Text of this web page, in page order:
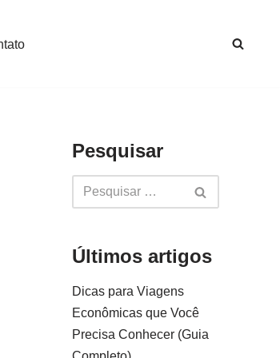
Pesquisar
Últimos artigos
Dicas para Viagens
Econômicas que Você
Precisa Conhecer (Guia